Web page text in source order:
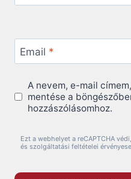
Email *
A nevem, e-mail
mentése a
hozzászólásomhoz.
Ezt a webhelyet a reCAPTCHA
és szolgáltatási feltételei